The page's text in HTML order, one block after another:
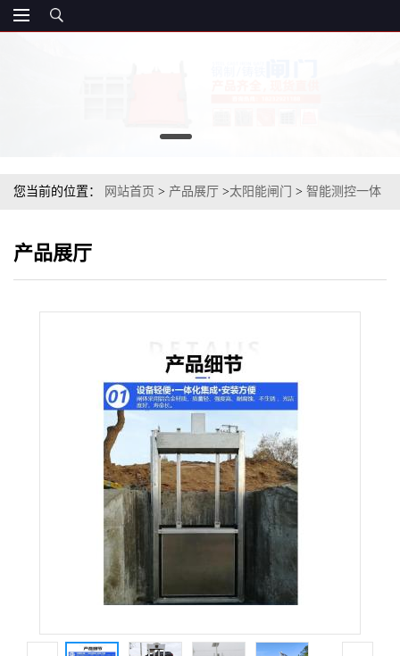
您当前的位置： 网站首页 > 产品展厅 >太阳能闸门 > 智能测控一体
产品展厅